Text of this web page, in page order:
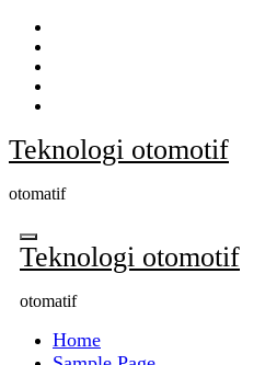
Skip
content
Teknologi otomotif
otomatif
Teknologi otomotif
otomatif
Home